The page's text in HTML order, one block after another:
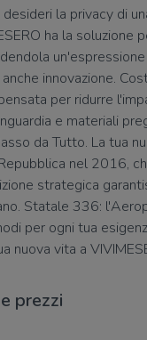
la privacy di
ha la
innovazione.
per ridurre
e materiali
da Tutto. La tua
nel 2016,
strategica
Statale 336:
per ogni tua
nuova vita a
prezzi